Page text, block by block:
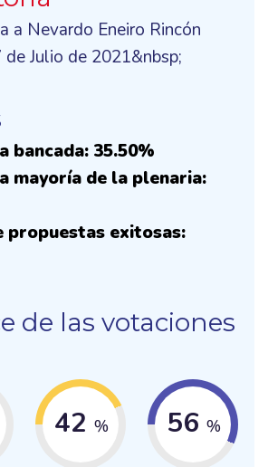
a Nevardo Eneiro Rincón
Julio de 2021&nbsp;
bancada: 35.50%
mayoría de la plenaria:
propuestas exitosas:
de las votaciones
42 % 56 %